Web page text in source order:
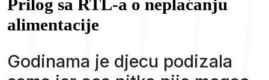
Prilog sa RTL-a o neplaćanju
alimentacije
Godinama je djecu podizala